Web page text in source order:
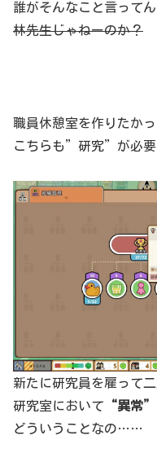
誰がそんなこと言ってん
林先生じゃねーのか？
職員休憩室を作りたか
こちらも”研究”が必要
新たに研究員を雇って
研究室において “異常”
どういうことなの……